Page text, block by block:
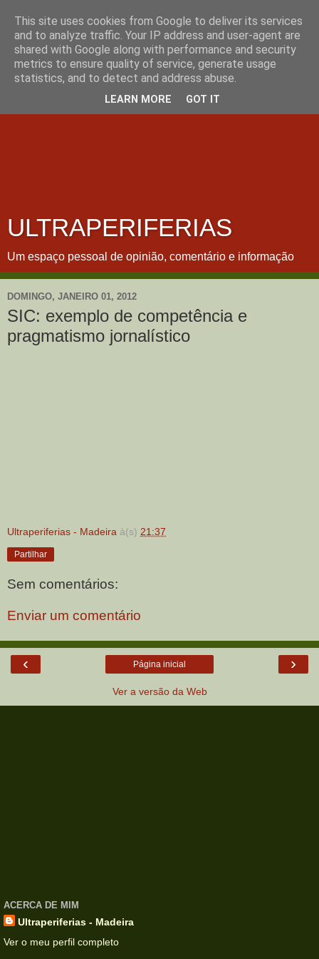
ULTRAPERIFERIAS
Um espaço pessoal de opinião, comentário e informação
DOMINGO, JANEIRO 01, 2012
SIC: exemplo de competência e
pragmatismo jornalístico
Ultraperiferias - Madeira à(s) 21:37
Partilhar
Sem comentários:
Enviar um comentário
‹ ›
Página inicial
Ver a versão da Web
ACERCA DE MIM
Ultraperiferias - Madeira
Ver o meu perfil completo
This site uses cookies from Google to deliver its services
and to analyze traffic. Your IP address and user-agent are
shared with Google along with performance and security
metrics to ensure quality of service, generate usage
statistics, and to detect and address abuse.
LEARN MORE GOT IT